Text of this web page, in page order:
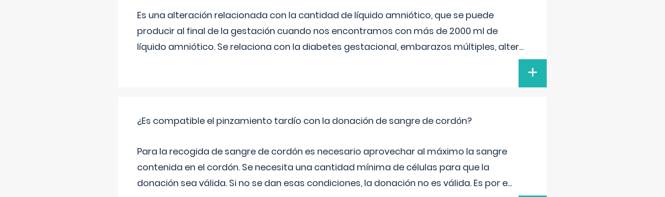
Es una alteración relacionada con la cantidad de líquido amniótico, que se puede
producir al final de la gestación cuando nos encontramos con más de 2000 ml de
líquido amniótico. Se relaciona con la diabetes gestacional, embarazos múltiples, alter...
+
¿Es compatible el pinzamiento tardío con la donación de sangre de cordón?
Para la recogida de sangre de cordón es necesario aprovechar al máximo la sangre
contenida en el cordón. Se necesita una cantidad mínima de células para que la
donación sea válida. Si no se dan esas condiciones, la donación no es válida. Es por e...